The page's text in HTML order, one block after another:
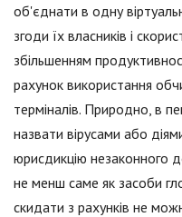
об'єднати в одну
згоди їх власників і
збільшенням
рахунок використання
терміналів. Природно, в
назвати вірусами або
юрисдикцію незаконного
не менш саме як засоби
скидати з рахунків не